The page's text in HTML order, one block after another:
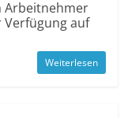
Arbeit­nehmer
auf
Weiterlesen